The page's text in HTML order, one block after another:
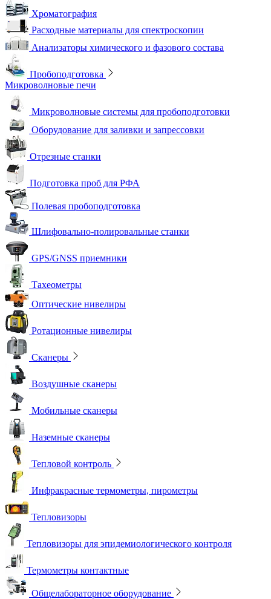
Хроматография
Расходные материалы для спектроскопии
Анализаторы химического и фазового состава
Пробоподготовка
Микроволновые печи
Микроволновые системы для пробоподготовки
Оборудование для заливки и запрессовки
Отрезные станки
Подготовка проб для РФА
Полевая пробоподготовка
Шлифовально-полировальные станки
GPS/GNSS приемники
Тахеометры
Оптические нивелиры
Ротационные нивелиры
Сканеры
Воздушные сканеры
Мобильные сканеры
Наземные сканеры
Тепловой контроль
Инфракрасные термометры, пирометры
Тепловизоры
Тепловизоры для эпидемиологического контроля
Термометры контактные
Общелабораторное оборудование